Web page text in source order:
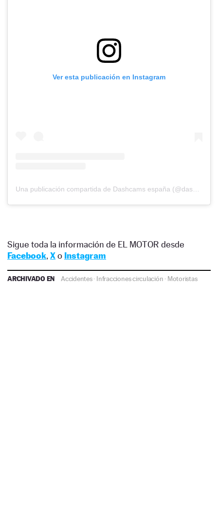
Ver esta publicación en Instagram
Una publicación compartida de Dashcams españa (@dashcams.esp)
Sigue toda la información de EL MOTOR desde
Facebook, Xo Instagram
ARCHIVADO EN Accidentes· Infracciones circulación · Motoristas